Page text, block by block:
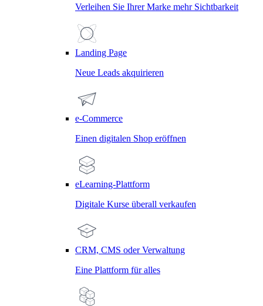
Verleihen Sie Ihrer Marke mehr Sichtbarkeit
Landing Page
Neue Leads akquirieren
e-Commerce
Einen digitalen Shop eröffnen
eLearning-Plattform
Digitale Kurse überall verkaufen
CRM, CMS oder Verwaltung
Eine Plattform für alles